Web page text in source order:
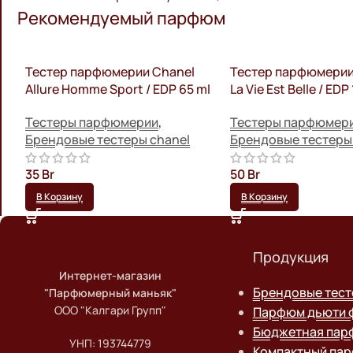
Рекомендуемый парфюм
Тестер парфюмерии Chanel
Allure Homme Sport / EDP 65 ml
Тестеры парфюмерии,
Брендовые тестеры chanel
35Br
В Корзину
Тестер
La Vie Est Belle / EDP
Тестеры
Брендовые
50Br
В Корзину
Интернет-магазин
"Парфюмерный маньяк"
ООО "Калгари Групп"
УНП: 193744779
Продукция
Брендовые
Парфюм дьюти
Бюджетная